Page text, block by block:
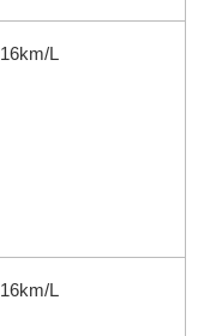
16km/L
16km/L